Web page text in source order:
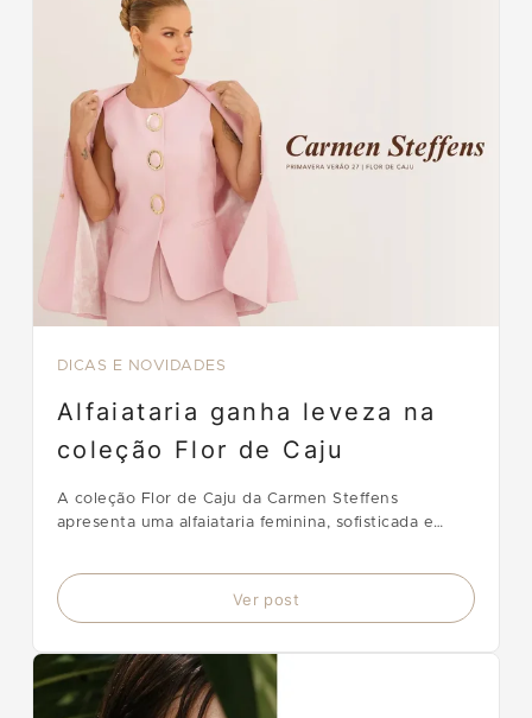
DICAS E NOVIDADES
Alfaiataria ganha leveza na
coleção Flor de Caju
A coleção Flor de Caju da Carmen Steffens
apresenta uma alfaiataria feminina, sofisticada e
Ver post